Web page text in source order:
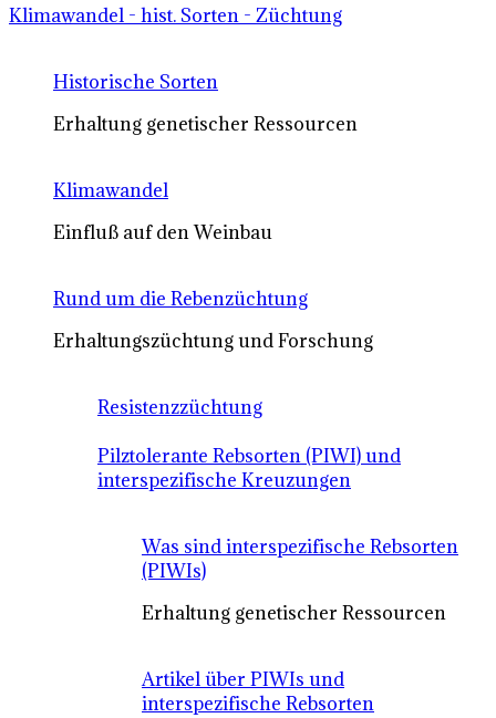
Klimawandel - hist. Sorten - Züchtung
Historische Sorten
Erhaltung genetischer Ressourcen
Klimawandel
Einfluß auf den Weinbau
Rund um die Rebenzüchtung
Erhaltungszüchtung und Forschung
Resistenzzüchtung
Pilztolerante Rebsorten (PIWI) und
interspezifische Kreuzungen
Was sind interspezifische Rebsorten
(PIWIs)
Erhaltung genetischer Ressourcen
Artikel über PIWIs und
interspezifische Rebsorten